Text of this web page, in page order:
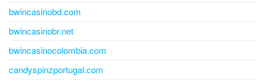
bwincasinobd.com
bwincasinobr.net
bwincasinocolombia.com
candyspinzportugal.com